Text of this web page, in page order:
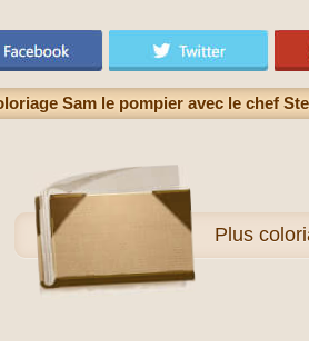
Sam le pompier avec le chef
Plus